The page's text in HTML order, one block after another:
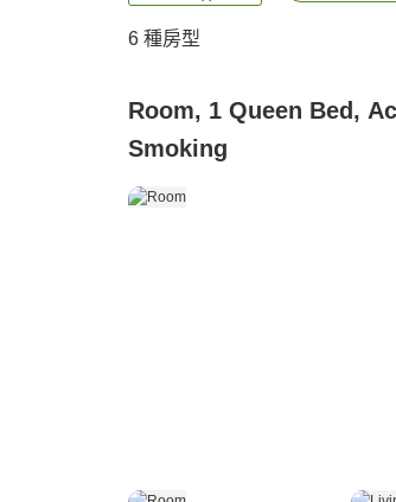
6 種房型
Room, 1 Queen Bed,
Smoking